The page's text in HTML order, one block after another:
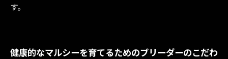
す。
健康的なマルシーを育てるためのブリーダーのこだわ